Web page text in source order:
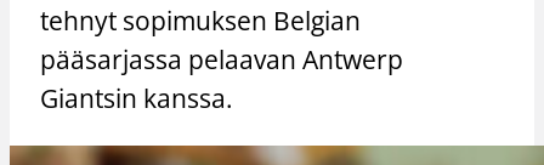
tehnyt sopimuksen Belgian
pääsarjassa pelaavan Antwerp
Giantsin kanssa.